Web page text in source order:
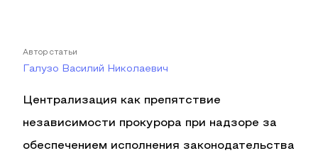
Автор статьи
Галузо Василий Николаевич
Централизация как препятствие
независимости прокурора при надзоре за
обеспечением исполнения законодательства